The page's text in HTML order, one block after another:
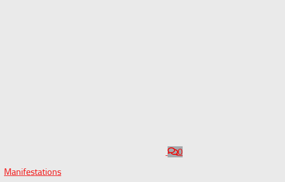
0
Manifestations